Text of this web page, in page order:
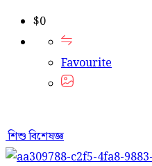
$0
Favourite
শিশু বিশেষজ্ঞ